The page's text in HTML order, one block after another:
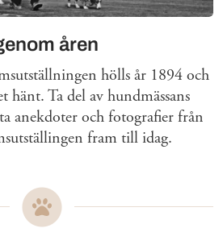
åren
hölls år 1894 och
hänt. Ta del av hundmässans
anekdoter och fotografier från
fram till idag.